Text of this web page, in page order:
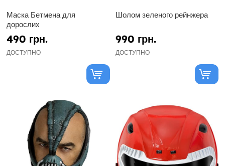
Маска Бетмена для
дорослих
490 грн.
ДОСТУПНО
Шолом зеленого рейнжера
990 грн.
ДОСТУПНО